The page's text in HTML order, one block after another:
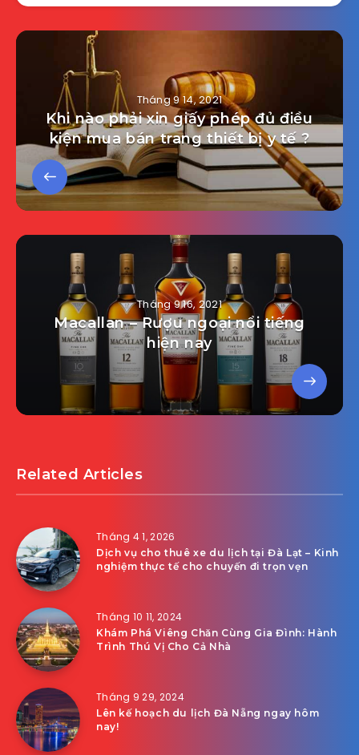
Tháng 9 14, 2021
Khi nào phải xin giấy phép đủ điều
kiện mua bán trang thiết bị y tế ?
Tháng 9 16, 2021
Macallan – Rượu ngoại nổi tiếng
hiện nay
Related Articles
Tháng 4 1, 2026
Dịch vụ cho thuê xe du lịch tại Đà Lạt – Kinh
nghiệm thực tế cho chuyến đi trọn vẹn
Tháng 10 11, 2024
Khám Phá Viêng Chăn Cùng Gia Đình: Hành
Trình Thú Vị Cho Cả Nhà
Tháng 9 29, 2024
Lên kế hoạch du lịch Đà Nẵng ngay hôm
nay!